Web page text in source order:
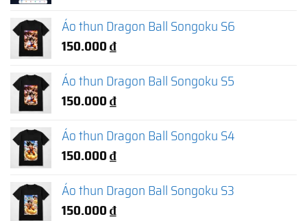
Áo thun Dragon Ball Songoku S6
150.000₫
Áo thun Dragon Ball Songoku S5
150.000₫
Áo thun Dragon Ball Songoku S4
150.000₫
Áo thun Dragon Ball Songoku S3
150.000₫